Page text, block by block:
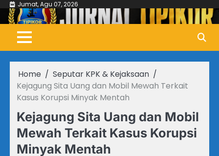
Skip
content
Jumat, Agu 07, 2026
Home
Seputar KPK & Kejaksaan
Kejagung Sita Uang dan Mobil Mewah Terkait
Kasus Korupsi Minyak Mentah
Kejagung Sita Uang dan Mobil
Mewah Terkait Kasus Korupsi
Minyak Mentah